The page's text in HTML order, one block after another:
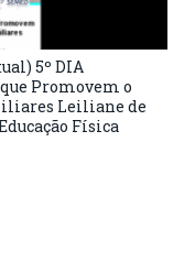
5º DIA
Promovem o
Leiliane de
Física